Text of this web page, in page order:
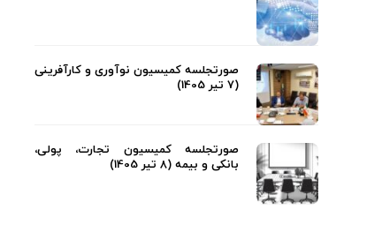
صورتجلسه کمیسیون نوآوری و کارآفرینی
(7 تیر 1405)
صورتجلسه کمیسیون تجارت، پولی،
بانکی و بیمه (8 تیر 1405)